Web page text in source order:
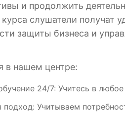
и продолжить
слушатели получат
защиты бизнеса и
в нашем центре:
24/7: Учитесь в
Учитываем